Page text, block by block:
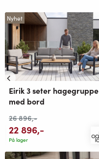
Nyhet
Eirik 3 seter hagegruppe
med bord
26 896,-
22 896,-
På lager